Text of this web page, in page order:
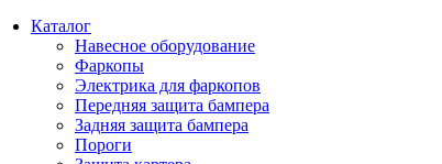
Каталог
Навесное оборудование
Фаркопы
Электрика для фаркопов
Передняя защита бампера
Задняя защита бампера
Пороги